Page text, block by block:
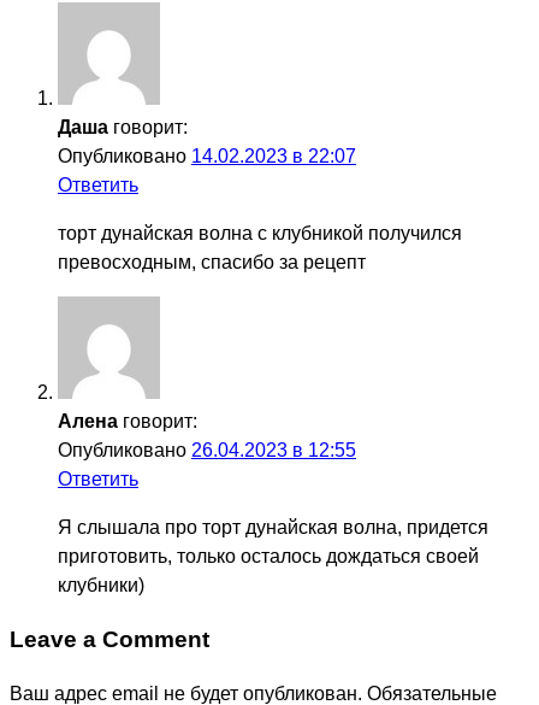
Даша говорит:
Опубликовано 14.02.2023 в 22:07
Ответить
торт дунайская волна с клубникой получился
превосходным, спасибо за рецепт
Алена говорит:
Опубликовано 26.04.2023 в 12:55
Ответить
Я слышала про торт дунайская волна, придется
приготовить, только осталось дождаться своей
клубники)
Leave a Comment
Ваш адрес email не будет опубликован. Обязательные